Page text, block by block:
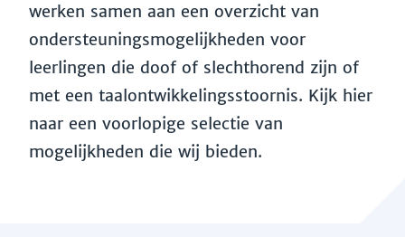
werken samen aan een overzicht van
ondersteuningsmogelijkheden voor
leerlingen die doof of slechthorend zijn of
met een taalontwikkelingsstoornis. Kijk hier
naar een voorlopige selectie van
mogelijkheden die wij bieden.